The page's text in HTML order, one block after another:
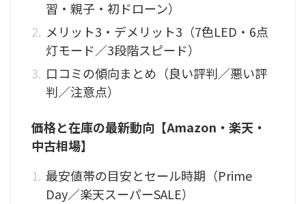
習・親子・初ドローン）
メリット3・デメリット3（7色LED・6点
灯モード／3段階スピード）
口コミの傾向まとめ（良い評判／悪い評
判／注意点）
価格と在庫の最新動向【Amazon・楽天・
中古相場】
最安値帯の目安とセール時期（Prime
Day／楽天スーパーSALE）